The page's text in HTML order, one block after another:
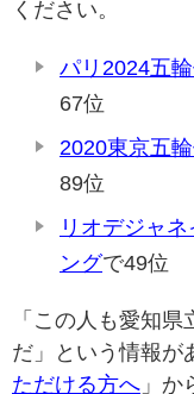
ください。
パリ2024五
67位
2020東京五
89位
リオデジャ
ングで49位
「この人も愛知
だ」という情報が
ただける方へ 」か